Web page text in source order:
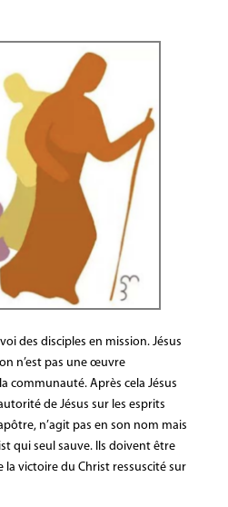
des disciples en mission. Jésus
n’est pas une œuvre
communauté. Après cela Jésus
de Jésus sur les esprits
n’agit pas en son nom mais
qui seul sauve. Ils doivent être
la victoire du Christ ressuscité sur